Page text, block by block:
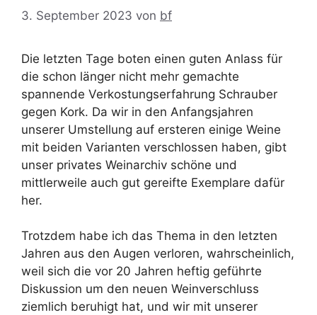
3. September 2023 von bf
Die letzten Tage boten einen guten Anlass für
die schon länger nicht mehr gemachte
spannende Verkostungserfahrung Schrauber
gegen Kork. Da wir in den Anfangsjahren
unserer Umstellung auf ersteren einige Weine
mit beiden Varianten verschlossen haben, gibt
unser privates Weinarchiv schöne und
mittlerweile auch gut gereifte Exemplare dafür
her.
Trotzdem habe ich das Thema in den letzten
Jahren aus den Augen verloren, wahrscheinlich,
weil sich die vor 20 Jahren heftig geführte
Diskussion um den neuen Weinverschluss
ziemlich beruhigt hat, und wir mit unserer